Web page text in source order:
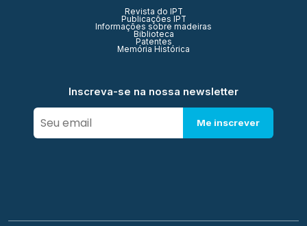
Revista do IPT
Publicações IPT
Informações sobre madeiras
Biblioteca
Patentes
Memória Histórica
Inscreva-se na nossa newsletter
Me inscrever